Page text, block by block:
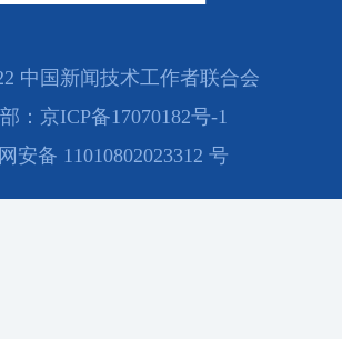
中国新闻技术工作者联合会
：京ICP备17070182号-1
安备 11010802023312 号